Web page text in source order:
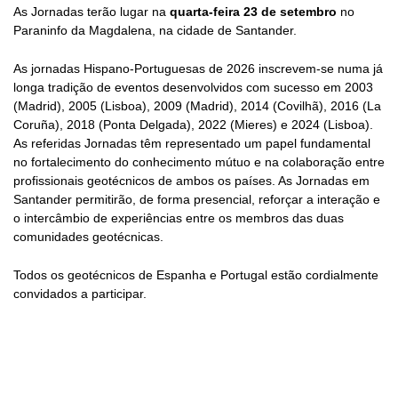
As Jornadas terão lugar na quarta-feira 23 de setembro no
Paraninfo da Magdalena, na cidade de Santander.
As jornadas Hispano-Portuguesas de 2026 inscrevem-se numa já
longa tradição de eventos desenvolvidos com sucesso em 2003
(Madrid), 2005 (Lisboa), 2009 (Madrid), 2014 (Covilhã), 2016 (La
Coruña), 2018 (Ponta Delgada), 2022 (Mieres) e 2024 (Lisboa).
As referidas Jornadas têm representado um papel fundamental
no fortalecimento do conhecimento mútuo e na colaboração entre
profissionais geotécnicos de ambos os países. As Jornadas em
Santander permitirão, de forma presencial, reforçar a interação e
o intercâmbio de experiências entre os membros das duas
comunidades geotécnicas.
Todos os geotécnicos de Espanha e Portugal estão cordialmente
convidados a participar.